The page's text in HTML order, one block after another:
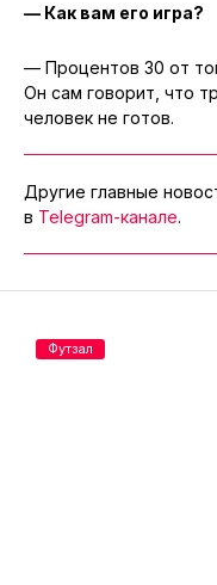
— Как вам его игра?
— Процентов 30 от
Он сам говорит, что
человек не готов.
Другие главные
в Telegram-канале.
Футзал